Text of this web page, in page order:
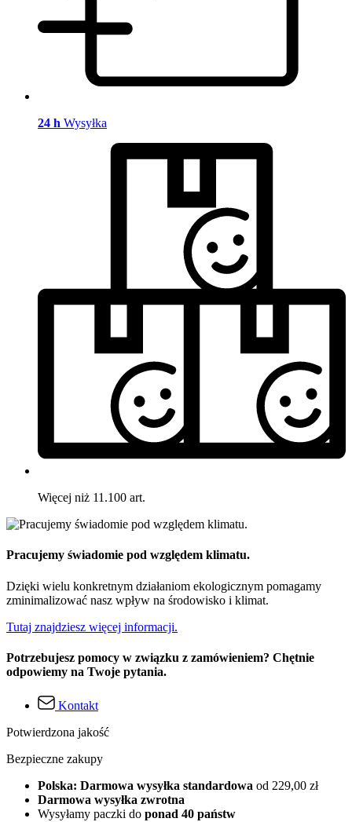
24 h Wysyłka
Więcej niż 11.100 art.
Pracujemy świadomie pod względem klimatu.
Dzięki wielu konkretnym działaniom ekologicznym pomagamy
zminimalizować nasz wpływ na środowisko i klimat.
Tutaj znajdziesz więcej informacji.
Potrzebujesz pomocy w związku z zamówieniem? Chętnie
odpowiemy na Twoje pytania.
Kontakt
Potwierdzona jakość
Bezpieczne zakupy
Polska: Darmowa wysyłka standardowa od 229,00 zł
Darmowa wysyłka zwrotna
Wysyłamy paczki do ponad 40 państw